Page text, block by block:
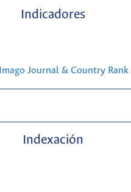
Indicadores
Indexación